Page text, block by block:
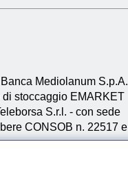
Mediolanum S.p.A.
stoccaggio EMARKET
S.r.l. - con sede
CONSOB n. 22517 e